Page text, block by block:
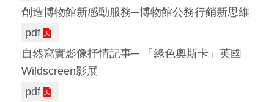
創造博物館新感動服務─博物館公務行銷新思維
pdf
自然寫實影像抒情記事─ 「綠色奧斯卡」英國
Wildscreen影展
pdf